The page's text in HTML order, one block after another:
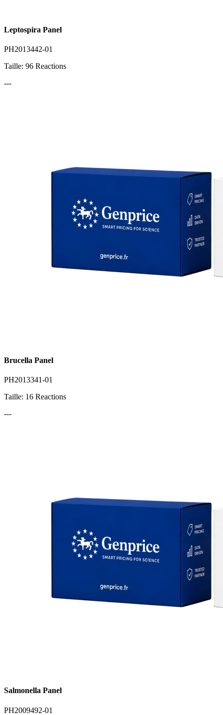
Leptospira Panel
PH2013442-01
Taille: 96 Reactions
---
Brucella Panel
PH2013341-01
Taille: 16 Reactions
---
Salmonella Panel
PH2009492-01